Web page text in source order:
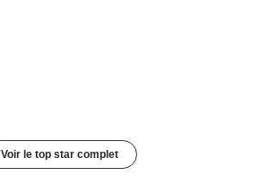
Voir le top star complet